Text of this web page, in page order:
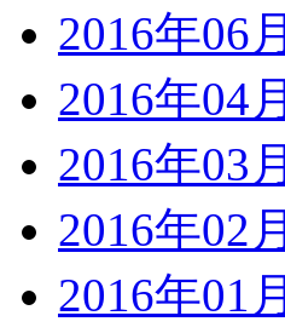
2016年06月
2016年04月
2016年03月
2016年02月
2016年01月